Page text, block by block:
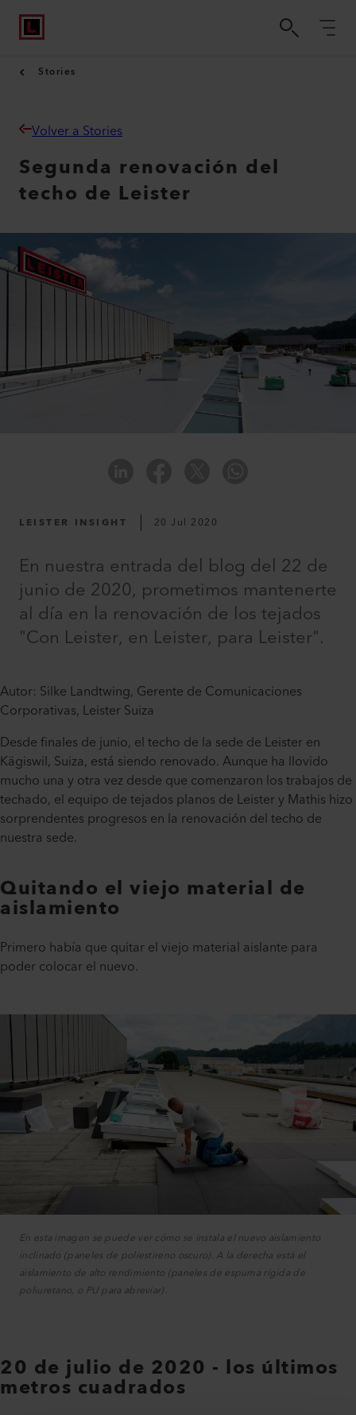
Stories
Volver a Stories
Segunda renovación del
techo de Leister
LEISTER INSIGHT 20 Jul 2020
En nuestra entrada del blog del 22 de
junio de 2020, prometimos mantenerte
al día en la renovación de los tejados
"Con Leister, en Leister, para Leister".
Autor: Silke Landtwing, Gerente de Comunicaciones
Corporativas, Leister Suiza
Desde finales de junio, el techo de la sede de Leister en
Kägiswil, Suiza, está siendo renovado. Aunque ha llovido
mucho una y otra vez desde que comenzaron los trabajos de
techado, el equipo de tejados planos de Leister y Mathis hizo
sorprendentes progresos en la renovación del techo de
nuestra sede.
Quitando el viejo material de
aislamiento
Primero había que quitar el viejo material aislante para
poder colocar el nuevo.
En esta imagen se puede ver cómo se instala el nuevo aislamiento
inclinado (paneles de poliestireno oscuro). A la derecha está el
aislamiento de alto rendimiento (paneles de espuma rígida de
poliuretano, o PU para abreviar).
20 de julio de 2020 - los últimos
metros cuadrados